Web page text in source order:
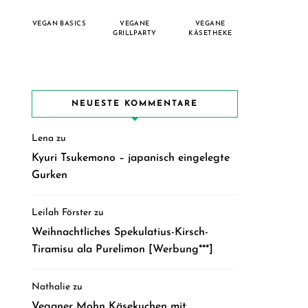
VEGAN BASICS
VEGANE
GRILLPARTY
VEGANE
KÄSETHEKE
NEUESTE KOMMENTARE
Lena zu
Kyuri Tsukemono – japanisch eingelegte
Gurken
Leilah Förster zu
Weihnachtliches Spekulatius-Kirsch-
Tiramisu ala Purelimon [Werbung***]
Nathalie zu